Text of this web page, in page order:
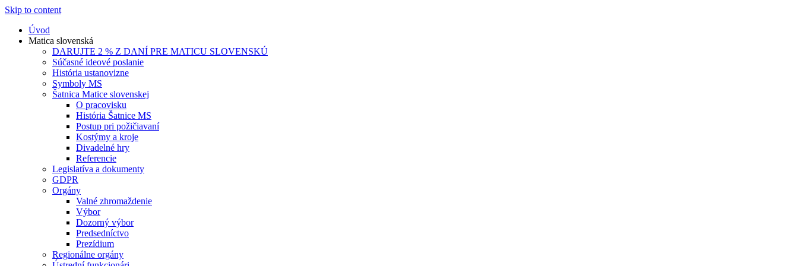
Skip to content
Úvod
Matica slovenská
DARUJTE 2 % Z DANÍ PRE MATICU SLOVENSKÚ
Súčasné ideové poslanie
História ustanovizne
Symboly MS
Šatnica Matice slovenskej
O pracovisku
História Šatnice MS
Postup pri požičiavaní
Kostýmy a kroje
Divadelné hry
Referencie
Legislatíva a dokumenty
GDPR
Orgány
Valné zhromaždenie
Výbor
Dozorný výbor
Predsedníctvo
Prezídium
Regionálne orgány